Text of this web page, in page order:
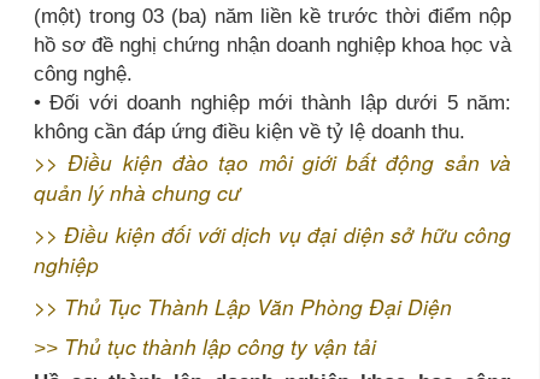
(một) trong 03 (ba) năm liền kề trước thời điểm nộp
hồ sơ đề nghị chứng nhận doanh nghiệp khoa học và
công nghệ.
• Đối với doanh nghiệp mới thành lập dưới 5 năm:
không cần đáp ứng điều kiện về tỷ lệ doanh thu.
>>Điều kiện đào tạo môi giới bất động sản và
quản lý nhà chung cư
>>Điều kiện đối với dịch vụ đại diện sở hữu công
nghiệp
>> Thủ Tục Thành Lập Văn Phòng Đại Diện
>> Thủ tục thành lập công ty vận tải